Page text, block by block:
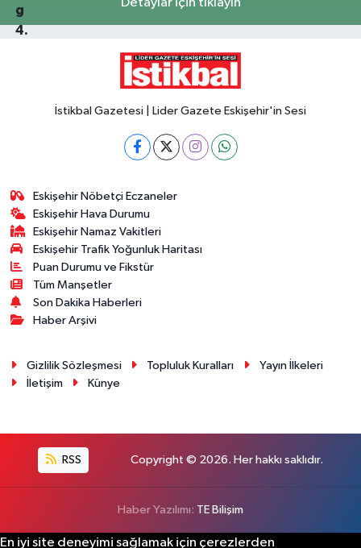
İstikbal Gazetesi | Lider Gazete Eskişehir'in Sesi
Eskişehir Nöbetçi Eczaneler
Eskişehir Hava Durumu
Eskişehir Namaz Vakitleri
Eskişehir Trafik Yoğunluk Haritası
Puan Durumu ve Fikstür
Tüm Manşetler
Son Dakika Haberleri
Haber Arşivi
Gizlilik Sözleşmesi Topluluk Kuralları
Yayın İlkeleri
İletişim
Künye
RSS Copyright © 2026. Her hakkı saklıdır.
Haber Yazılımı: TE Bilişim
En iyi site deneyimi sağlamak için çerezlerden